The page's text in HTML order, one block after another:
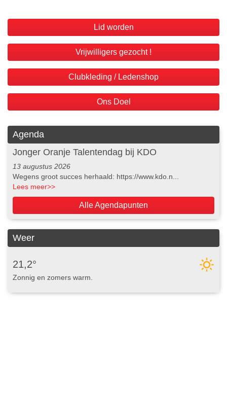
Lid worden
Vrijwilligers gezocht !
Clubkleding / Ledenshop
Ons Doel
Agenda
Jonger Oranje Talentendag bij KDO
13 augustus 2026
Wegens groot succes herhaald: https://www.kdo.n...
Lees meer>>
Alle Agendapunten
Weer
21,2°
Zonnig en zomers warm